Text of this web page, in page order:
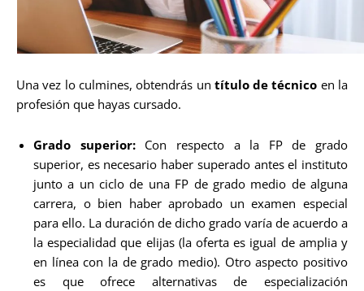
Una vez lo culmines, obtendrás un título de técnico en la
profesión que hayas cursado.
Grado superior: Con respecto a la FP de grado
superior, es necesario haber superado antes el instituto
junto a un ciclo de una FP de grado medio de alguna
carrera, o bien haber aprobado un examen especial
para ello. La duración de dicho grado varía de acuerdo a
la especialidad que elijas (la oferta es igual de amplia y
en línea con la de grado medio). Otro aspecto positivo
es que ofrece alternativas de especialización